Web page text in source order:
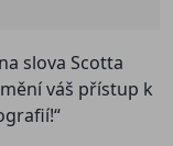
slova Scotta
váš přístup k